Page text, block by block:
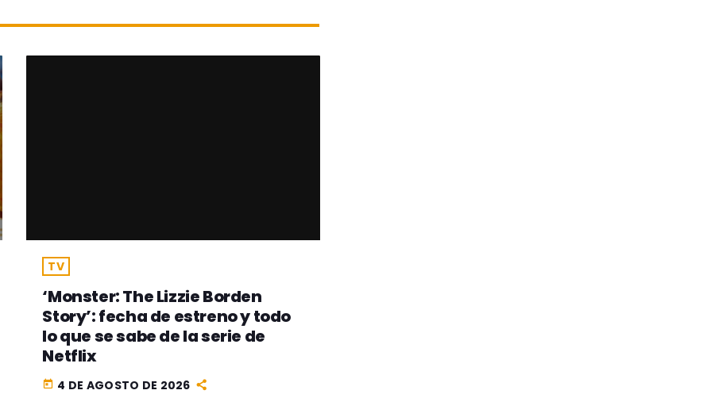
TV
‘Monster: The Lizzie Borden
Story’: fecha de estreno y todo
lo que se sabe de la serie de
Netflix
today 4 DE AGOSTO DE 2026